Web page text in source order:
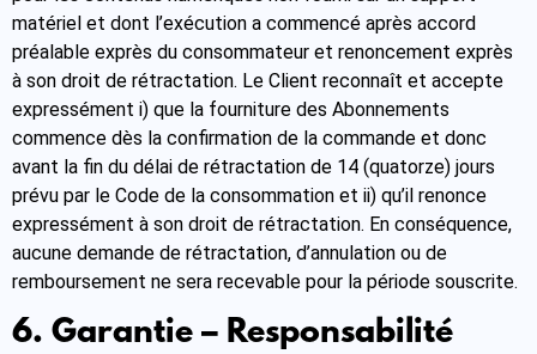
matériel et dont l’exécution a commencé après accord
préalable exprès du consommateur et renoncement exprès
à son droit de rétractation. Le Client reconnaît et accepte
expressément i) que la fourniture des Abonnements
commence dès la confirmation de la commande et donc
avant la fin du délai de rétractation de 14 (quatorze) jours
prévu par le Code de la consommation et ii) qu’il renonce
expressément à son droit de rétractation. En conséquence,
aucune demande de rétractation, d’annulation ou de
remboursement ne sera recevable pour la période souscrite.
6. Garantie – Responsabilité